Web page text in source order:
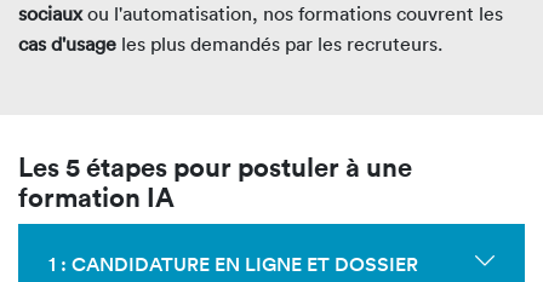
sociauxou l'automatisation, nos formations couvrent les
cas d'usage les plus demandés par les recruteurs.
Les 5 étapes pour postuler à une
formation IA
1 : CANDIDATURE EN LIGNE ET DOSSIER